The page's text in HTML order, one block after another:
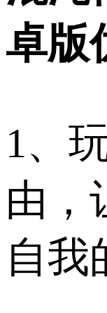
卓版
1、
由，
自我